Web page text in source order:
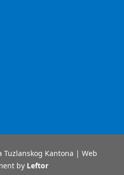
Tuzlanskog Kantona | Web
by Leftor